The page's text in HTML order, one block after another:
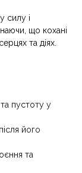
силу і
що кохані
та діях.
пустоту у
його
та